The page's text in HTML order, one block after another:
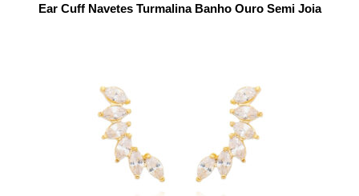
Ear Cuff Navetes Turmalina Banho Ouro Semi Joia